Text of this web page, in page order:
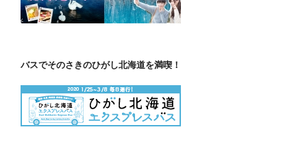
バスでそのさきのひがし北海道を満喫！